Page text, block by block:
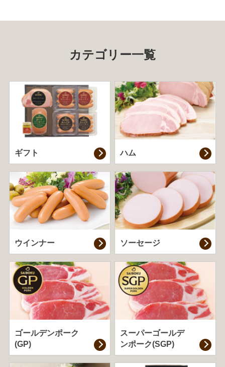
カテゴリー一覧
ギフト ハム
ウインナー ソーセージ
ゴールデンポーク
(GP)
スーパーゴールデ
ンポーク(SGP)